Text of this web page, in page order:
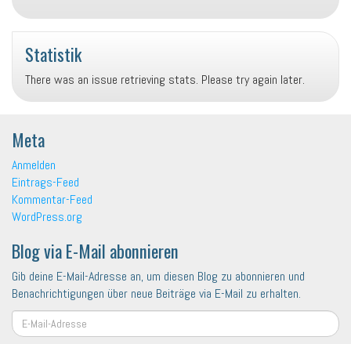
e
n
-
1
2
5
1
9
3
0
6
0
a
e
c
h
u
f
T
w
i
t
e
a
n
z
e
_
r
u
f
I
n
s
a
g
a
m
a
Statistik
There was an issue retrieving stats. Please try again later.
Meta
Anmelden
Eintrags-Feed
Kommentar-Feed
WordPress.org
Blog via E-Mail abonnieren
Gib deine E-Mail-Adresse an, um diesen Blog zu abonnieren und
Benachrichtigungen über neue Beiträge via E-Mail zu erhalten.
Mail-